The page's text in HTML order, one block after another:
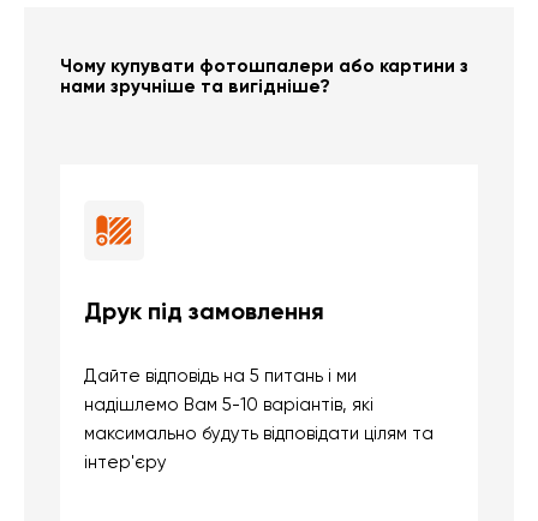
Чому купувати фотошпалери або картини з
нами зручніше та вигідніше?
Друк під замовлення
Дайте відповідь на 5 питань і ми
надішлемо Вам 5-10 варіантів, які
максимально будуть відповідати цілям та
інтер'єру